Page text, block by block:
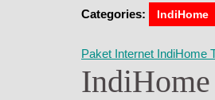
Categories: IndiHome
Paket Internet IndiHome
IndiHome